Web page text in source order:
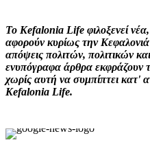
Το Kefalonia Life φιλοξενεί
αφορούν κυρίως την
απόψεις πολιτών, πολιτικών
ενυπόγραφα άρθρα εκφράζουν
χωρίς αυτή να συμπίπτει κατ'
Kefalonia Life.